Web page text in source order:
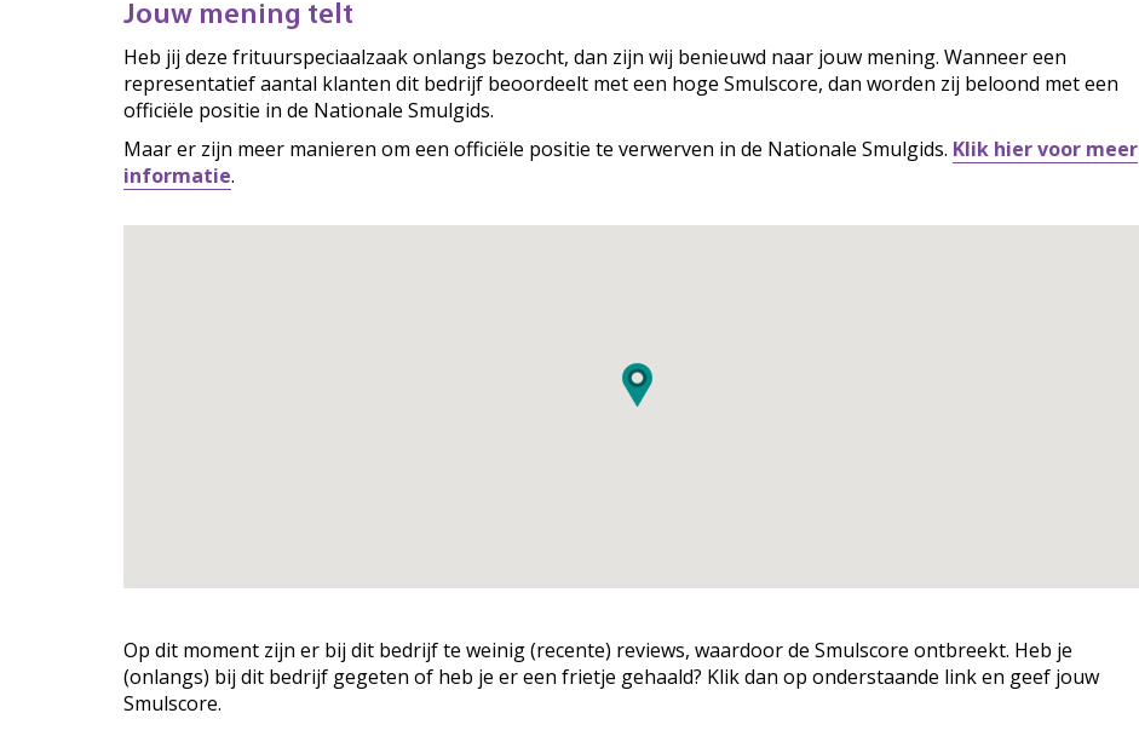
Jouw mening telt
Heb jij deze frituurspeciaalzaak onlangs bezocht, dan zijn wij benieuwd naar jouw mening. Wanneer een
representatief aantal klanten dit bedrijf beoordeelt met een hoge Smulscore, dan worden zij beloond met een
officiële positie in de Nationale Smulgids.
Maar er zijn meer manieren om een officiële positie te verwerven in de Nationale Smulgids. Klik hier voor meer
informatie.
Op dit moment zijn er bij dit bedrijf te weinig (recente) reviews, waardoor de Smulscore ontbreekt. Heb je
(onlangs) bij dit bedrijf gegeten of heb je er een frietje gehaald? Klik dan op onderstaande link en geef jouw
Smulscore.